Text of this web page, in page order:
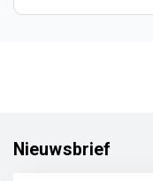
WR47B2C0CS/01
Nieuwsbrief